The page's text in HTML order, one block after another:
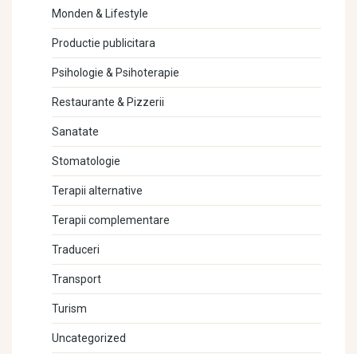
Monden & Lifestyle
Productie publicitara
Psihologie & Psihoterapie
Restaurante & Pizzerii
Sanatate
Stomatologie
Terapii alternative
Terapii complementare
Traduceri
Transport
Turism
Uncategorized